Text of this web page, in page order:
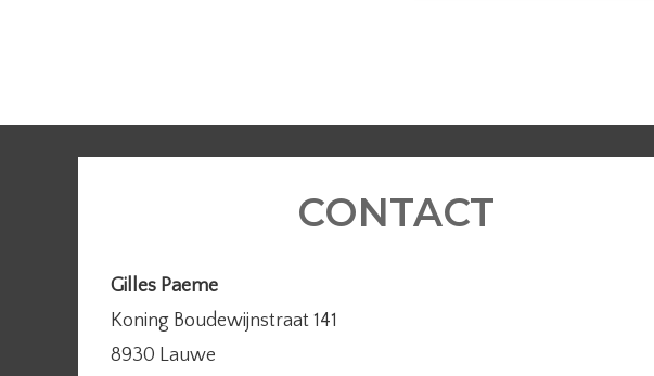
CONTACT
Gilles Paeme
Koning Boudewijnstraat 141
8930 Lauwe